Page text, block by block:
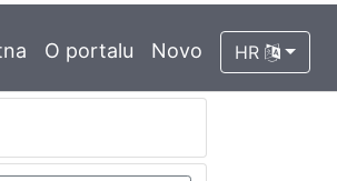
O portalu Novo HR